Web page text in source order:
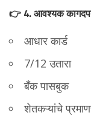
👉 4. आवश्यक
आधार कार्ड
7/12 उतारा
बँक पासबुक
शेतकऱ्यांचे